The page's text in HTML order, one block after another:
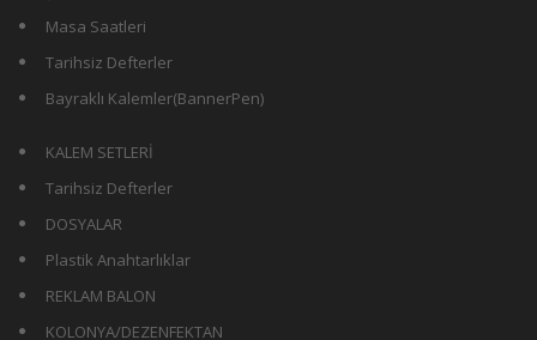
Masa Saatleri
Tarihsiz Defterler
Bayraklı Kalemler(BannerPen)
KALEM SETLERİ
Tarihsiz Defterler
DOSYALAR
Plastik Anahtarlıklar
REKLAM BALON
KOLONYA/DEZENFEKTAN